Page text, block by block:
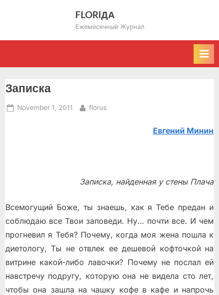
FLORIДА
Ежемесячный Журнал
Записка
Posted
November 1, 2011 By
florus
Евгений Минин
Записка, найденная у стены Плача
Всемогущий Боже, ты знаешь, как я Тебе предан и
соблюдаю все Твои заповеди. Ну… почти все. И чем
прогневил я Тебя? Почему, когда моя жена пошла к
диетологу, Ты не отвлeк еe дешeвой кофточкой на
витрине какой-либо лавочки? Почему не послал ей
навстречу подругу, которую она не видела сто лет,
чтобы она зашла на чашку кофе в кафе и напрочь